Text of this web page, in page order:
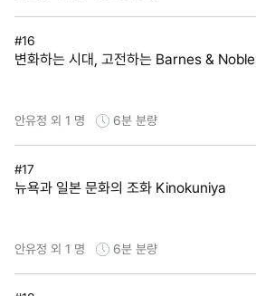
#16
변화하는 시대, 고전하는 Barnes & Noble
안유정 외 1 명 6분 분량
#17
뉴욕과 일본 문화의 조화 Kinokuniya
안유정 외 1 명 6분 분량